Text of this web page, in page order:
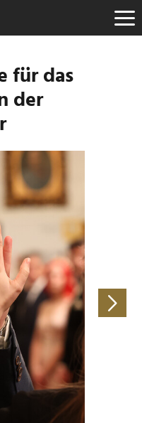
für das
der